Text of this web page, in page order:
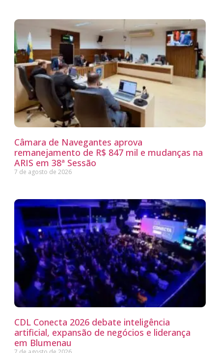
Câmara de Navegantes aprova
remanejamento de R$ 847 mil e mudanças na
ARIS em 38ª Sessão
7 de agosto de 2026
CDL Conecta 2026 debate inteligência
artificial, expansão de negócios e liderança
em Blumenau